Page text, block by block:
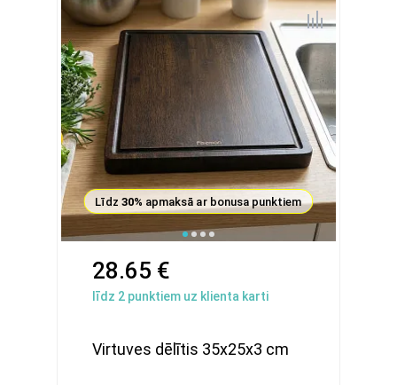
Līdz 30% apmaksā ar bonusa punktiem
28.65 €
līdz 2 punktiem uz klienta karti
Virtuves dēlītis 35x25x3 cm